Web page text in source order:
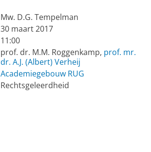
Mw. D.G. Tempelman
30 maart 2017
11:00
prof. dr. M.M. Roggenkamp, prof. mr.
dr. A.J. (Albert) Verheij
Academiegebouw RUG
Rechtsgeleerdheid